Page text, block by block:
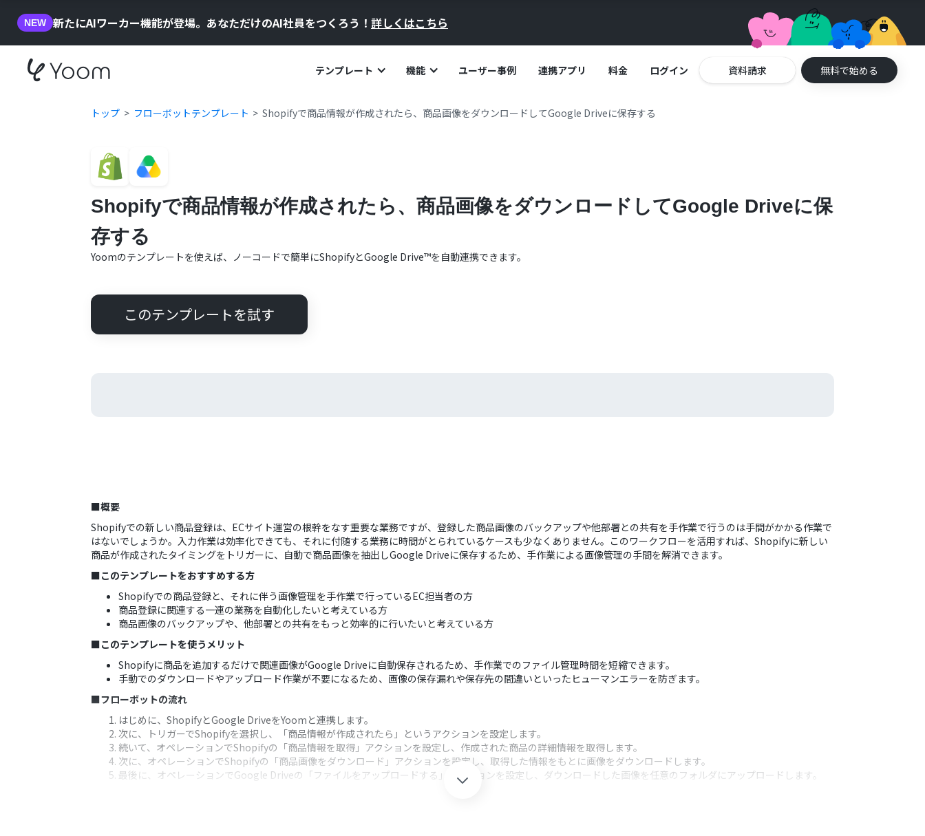
NEW 新たにAIワーカー機能が登場。あなただけのAI社員をつくろう！ 詳しくはこちら
テンプレート 機能 ユーザー事例 連携アプリ 料金 ログイン 資料請求 無料で始める
トップ フローボットテンプレート Shopifyで商品情報が作成されたら、商品画像をダウンロードしてGoogle Driveに保存する
Shopifyで商品情報が作成されたら、商品画像をダウンロードしてGoogle Driveに保
存する
Yoomのテンプレートを使えば、ノーコードで簡単にShopifyとGoogle Drive™を自動連携できます。
このテンプレートを試す
■概要
Shopifyでの新しい商品登録は、ECサイト運営の根幹をなす重要な業務ですが、登録した商品画像のバックアップや他部署との共有を手作業で行うのは手間がかかる作業で
はないでしょうか。入力作業は効率化できても、それに付随する業務に時間がとられているケースも少なくありません。このワークフローを活用すれば、Shopifyに新しい
商品が作成されたタイミングをトリガーに、自動で商品画像を抽出しGoogle Driveに保存するため、手作業による画像管理の手間を解消できます。
■このテンプレートをおすすめする方
Shopifyでの商品登録と、それに伴う画像管理を手作業で行っているEC担当者の方
商品登録に関連する一連の業務を自動化したいと考えている方
商品画像のバックアップや、他部署との共有をもっと効率的に行いたいと考えている方
■このテンプレートを使うメリット
Shopifyに商品を追加するだけで関連画像がGoogle Driveに自動保存されるため、手作業でのファイル管理時間を短縮できます。
手動でのダウンロードやアップロード作業が不要になるため、画像の保存漏れや保存先の間違いといったヒューマンエラーを防ぎます。
■フローボットの流れ
はじめに、ShopifyとGoogle DriveをYoomと連携します。
次に、トリガーでShopifyを選択し、「商品情報が作成されたら」というアクションを設定します。
続いて、オペレーションでShopifyの「商品情報を取得」アクションを設定し、作成された商品の詳細情報を取得します。
次に、オペレーションでShopifyの「商品画像をダウンロード」アクションを設定し、取得した情報をもとに画像をダウンロードします。
最後に、オペレーションでGoogle Driveの「ファイルをアップロードする」アクションを設定し、ダウンロードした画像を任意のフォルダにアップロードします。